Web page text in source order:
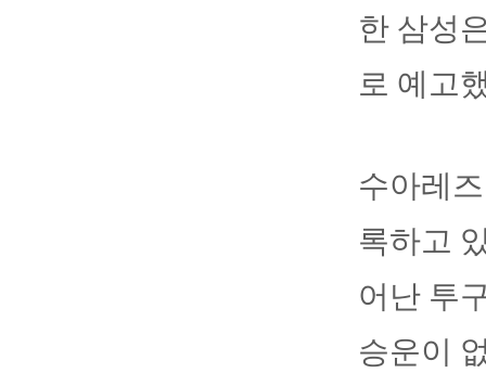
한 삼성
로 예고
수아레
록하고
어난 투
승운이